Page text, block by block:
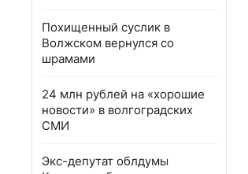
Похищенный суслик в
Волжском вернулся со
шрамами
24 млн рублей на «хорошие
новости» в волгоградских
СМИ
Экс-депутат облдумы